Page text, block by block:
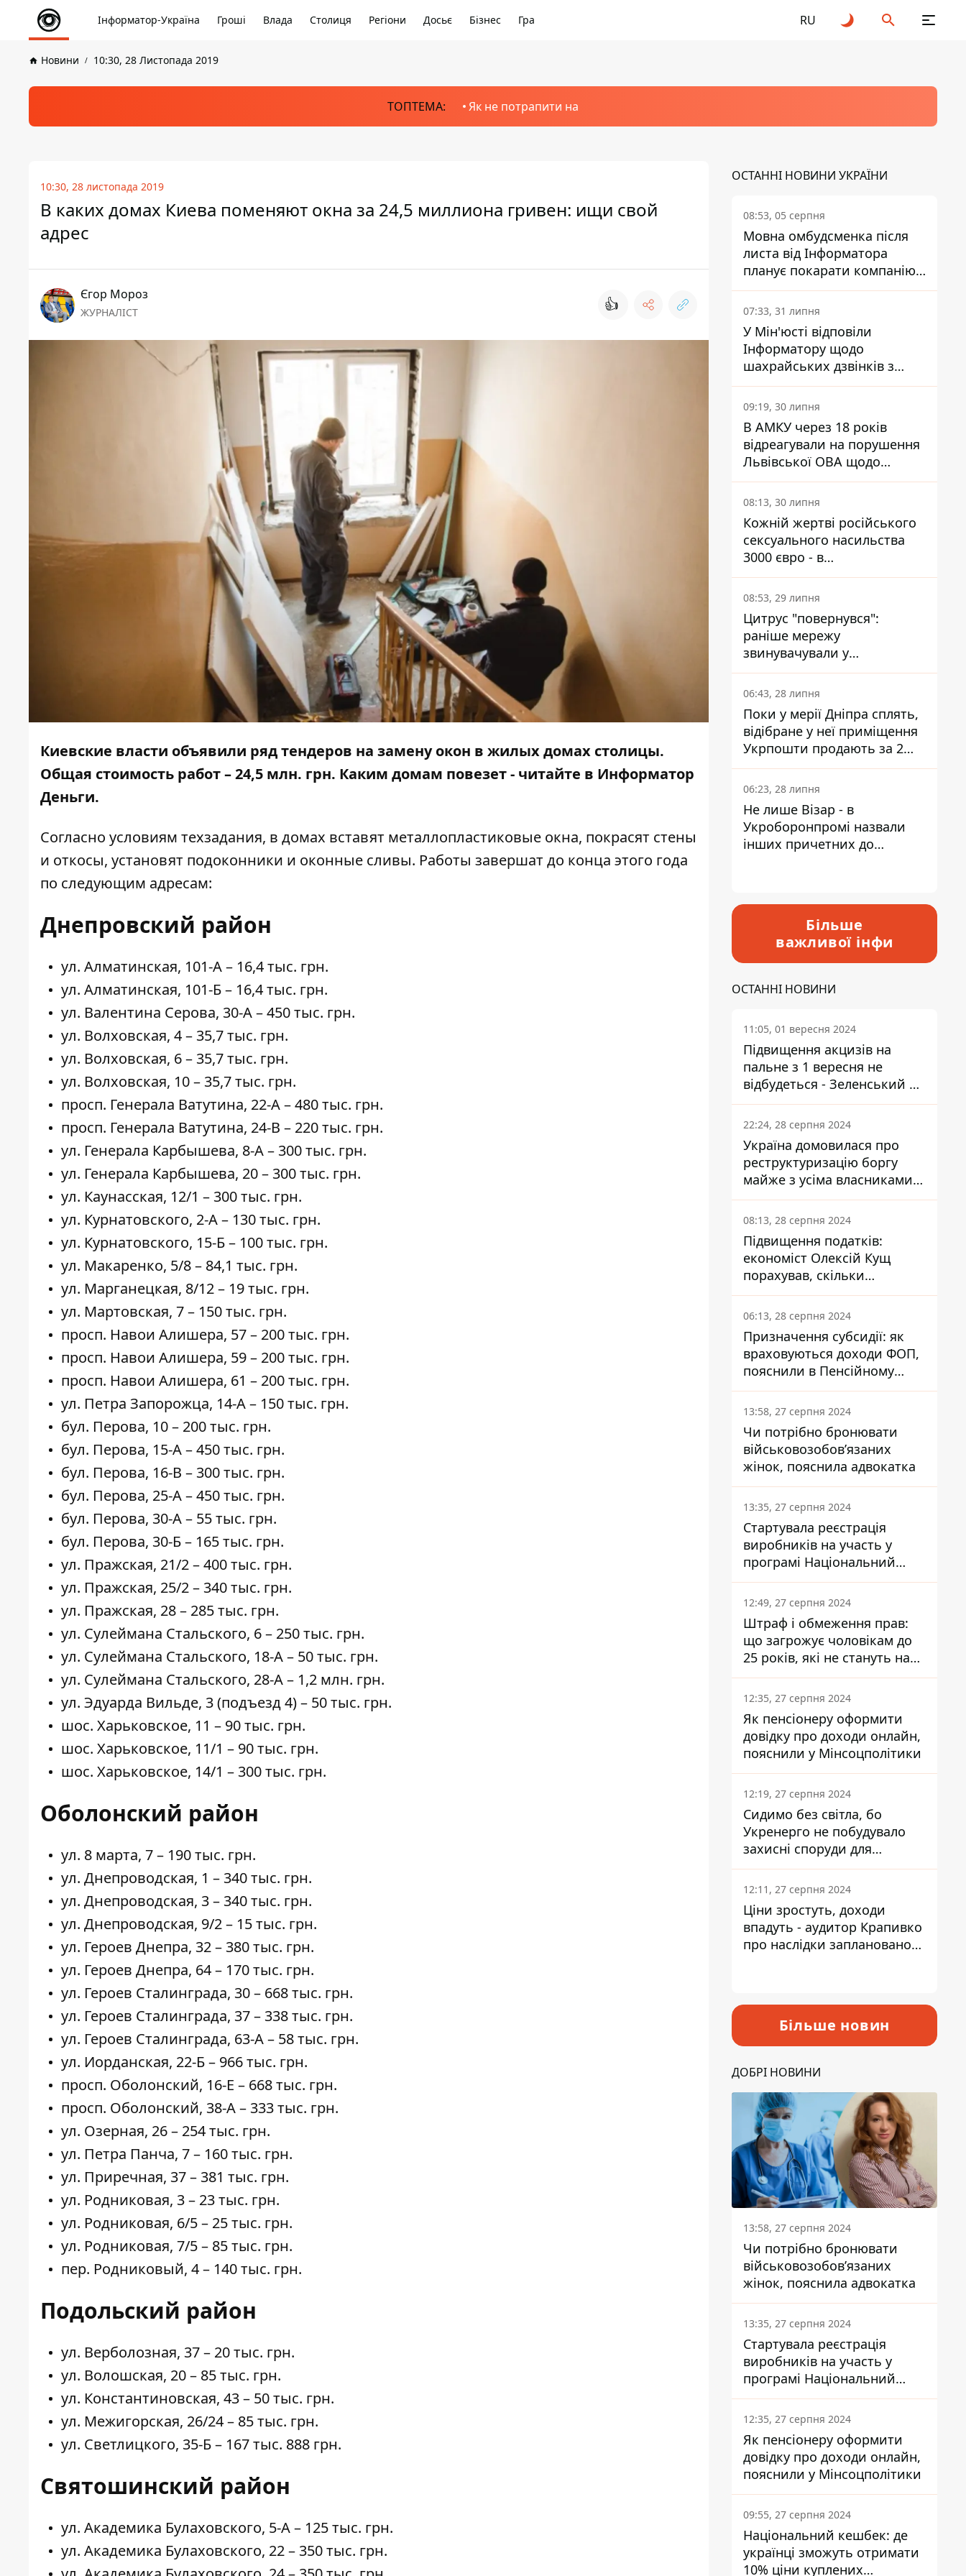
Інформатор-Україна Гроші Влада Столиця Регіони Досьє Бізнес Гра RU
Новини 10:30, 28 Листопада 2019
ТОПТЕМА: Як не потрапити на
10:30, 28 листопада 2019
В каких домах Киева поменяют окна за 24,5 миллиона гривен: ищи свой
адрес
Єгор Мороз
ЖУРНАЛІСТ 👍
Киевские власти объявили ряд тендеров на замену окон в жилых домах столицы.
Общая стоимость работ – 24,5 млн. грн. Каким домам повезет - читайте в Информатор
Деньги.
Согласно условиям техзадания, в домах вставят металлопластиковые окна, покрасят стены
и откосы, установят подоконники и оконные сливы. Работы завершат до конца этого года
по следующим адресам:
Днепровский район
ул. Алматинская, 101-А– 16,4 тыс. грн.
ул. Алматинская, 101-Б– 16,4 тыс. грн.
ул. Валентина Серова, 30-А– 450 тыс. грн.
ул. Волховская, 4– 35,7 тыс. грн.
ул. Волховская, 6– 35,7 тыс. грн.
ул. Волховская, 10– 35,7 тыс. грн.
просп. Генерала Ватутина, 22-А– 480 тыс. грн.
просп. Генерала Ватутина, 24-В – 220 тыс. грн.
ул. Генерала Карбышева, 8-А– 300 тыс. грн.
ул. Генерала Карбышева, 20– 300 тыс. грн.
ул. Каунасская, 12/1 – 300 тыс. грн.
ул. Курнатовского, 2-А– 130 тыс. грн.
ул. Курнатовского, 15-Б– 100 тыс. грн.
ул. Макаренко, 5/8– 84,1 тыс. грн.
ул. Марганецкая, 8/12– 19 тыс. грн.
ул. Мартовская, 7– 150 тыс. грн.
просп. Навои Алишера, 57– 200 тыс. грн.
просп. Навои Алишера, 59– 200 тыс. грн.
просп. Навои Алишера, 61 – 200 тыс. грн.
ул. Петра Запорожца, 14-А– 150 тыс. грн.
бул. Перова, 10– 200 тыс. грн.
бул. Перова, 15-А– 450 тыс. грн.
бул. Перова, 16-В – 300 тыс. грн.
бул. Перова, 25-А– 450 тыс. грн.
бул. Перова, 30-А– 55 тыс. грн.
бул. Перова, 30-Б– 165 тыс. грн.
ул. Пражская, 21/2– 400 тыс. грн.
ул. Пражская, 25/2– 340 тыс. грн.
ул. Пражская, 28– 285 тыс. грн.
ул. Сулеймана Стальского, 6– 250 тыс. грн.
ул. Сулеймана Стальского, 18-А– 50 тыс. грн.
ул. Сулеймана Стальского, 28-А– 1,2 млн. грн.
ул. Эдуарда Вильде, 3(подъезд 4) – 50 тыс. грн.
шос. Харьковское, 11 – 90 тыс. грн.
шос. Харьковское, 11/1 – 90 тыс. грн.
шос. Харьковское, 14/1 – 300 тыс. грн.
Оболонский район
ул. 8 марта, 7– 190 тыс. грн.
ул. Днепроводская, 1 – 340 тыс. грн.
ул. Днепроводская, 3– 340 тыс. грн.
ул. Днепроводская, 9/2– 15 тыс. грн.
ул. Героев Днепра, 32– 380 тыс. грн.
ул. Героев Днепра, 64– 170 тыс. грн.
ул. Героев Сталинграда, 30– 668 тыс. грн.
ул. Героев Сталинграда, 37– 338 тыс. грн.
ул. Героев Сталинграда, 63-А– 58 тыс. грн.
ул. Иорданская, 22-Б– 966 тыс. грн.
просп. Оболонский, 16-Е – 668 тыс. грн.
просп. Оболонский, 38-А– 333 тыс. грн.
ул. Озерная, 26– 254 тыс. грн.
ул. Петра Панча, 7– 160 тыс. грн.
ул. Приречная, 37– 381 тыс. грн.
ул. Родниковая, 3– 23 тыс. грн.
ул. Родниковая, 6/5– 25 тыс. грн.
ул. Родниковая, 7/5– 85 тыс. грн.
пер. Родниковый, 4– 140 тыс. грн.
Подольский район
ул. Верболозная, 37– 20 тыс. грн.
ул. Волошская, 20– 85 тыс. грн.
ул. Константиновская, 43– 50 тыс. грн.
ул. Межигорская, 26/24– 85 тыс. грн.
ул. Светлицкого, 35-Б– 167 тыс. 888 грн.
Святошинский район
ул. Академика Булаховского, 5-А– 125 тыс. грн.
ул. Академика Булаховского, 22– 350 тыс. грн.
ОСТАННІ НОВИНИ УКРАЇНИ
08:53, 05 серпня
Мовна омбудсменка після
листа від Інформатора
планує покарати компанію-
підрядника ПриватБанку
07:33, 31 липня
У Мін'юсті відповіли
Інформатору щодо
шахрайських дзвінків з
камери Сумського СІЗО так,
що ніхто нічого не зрозумів
09:19, 30 липня
В АМКУ через 18 років
відреагували на порушення
Львівської ОВА щодо
харчування у закладах
освіти
08:13, 30 липня
Кожній жертві російського
сексуального насильства
3000 євро - в
Мінсоцполітики пояснили
Інформатору, звідки на це
гроші
08:53, 29 липня
Цитрус "повернувся":
раніше мережу
звинувачували у
контрабанді техніки та
ухиленні від сплати
податків
06:43, 28 липня
Поки у мерії Дніпра сплять,
відібране у неї приміщення
Укрпошти продають за 2
мільйони
06:23, 28 липня
Не лише Візар - в
Укроборонпромі назвали
інших причетних до
Більше
важливої інфи
ОСТАННІ НОВИНИ
11:05, 01 вересня 2024
Підвищення акцизів на
пальне з 1 вересня не
відбудеться - Зеленський не
підписав закон
22:24, 28 серпня 2024
Україна домовилася про
реструктуризацію боргу
майже з усіма власниками
єврооблігацій: що це
означає для країни
08:13, 28 серпня 2024
Підвищення податків:
економіст Олексій Кущ
порахував, скільки
заплатить кожен українець
06:13, 28 серпня 2024
Призначення субсидії: як
враховуються доходи ФОП,
пояснили в Пенсійному
фонді
13:58, 27 серпня 2024
Чи потрібно бронювати
військовозобов’язаних
жінок, пояснила адвокатка
13:35, 27 серпня 2024
Стартувала реєстрація
виробників на участь у
програмі Національний
кешбек: як це зробити
через портал Дія
12:49, 27 серпня 2024
Штраф і обмеження прав:
що загрожує чоловікам до
25 років, які не стануть на
військовий облік
12:35, 27 серпня 2024
Як пенсіонеру оформити
довідку про доходи онлайн,
пояснили у Мінсоцполітики
12:19, 27 серпня 2024
Сидимо без світла, бо
Укренерго не побудувало
захисні споруди для
енергетики - нардеп
Кучеренко
12:11, 27 серпня 2024
Ціни зростуть, доходи
впадуть - аудитор Крапивко
про наслідки запланованого
Більше новин
ДОБРІ НОВИНИ
13:58, 27 серпня 2024
Чи потрібно бронювати
військовозобов’язаних
жінок, пояснила адвокатка
13:35, 27 серпня 2024
Стартувала реєстрація
виробників на участь у
програмі Національний
кешбек: як це зробити
через портал Дія
12:35, 27 серпня 2024
Як пенсіонеру оформити
довідку про доходи онлайн,
пояснили у Мінсоцполітики
09:55, 27 серпня 2024
Національний кешбек: де
українці зможуть отримати
10% ціни куплених